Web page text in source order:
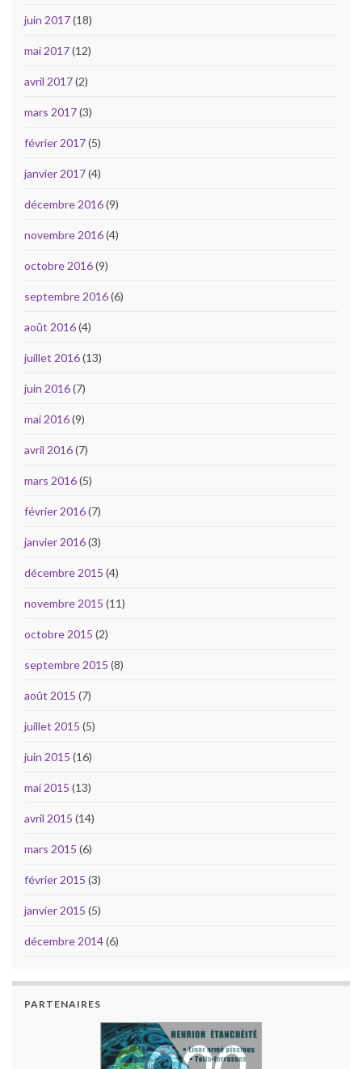
juin 2017(18)
mai 2017(12)
avril 2017(2)
mars 2017(3)
février 2017(5)
janvier 2017(4)
décembre 2016(9)
novembre 2016(4)
octobre 2016(9)
septembre 2016(6)
août 2016(4)
juillet 2016(13)
juin 2016(7)
mai 2016(9)
avril 2016(7)
mars 2016(5)
février 2016(7)
janvier 2016(3)
décembre 2015 (4)
novembre 2015 (11)
octobre 2015 (2)
septembre 2015 (8)
août 2015 (7)
juillet 2015 (5)
juin 2015 (16)
mai 2015 (13)
avril 2015 (14)
mars 2015 (6)
février 2015 (3)
janvier 2015 (5)
décembre 2014(6)
PARTENAIRES